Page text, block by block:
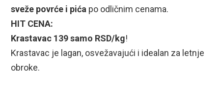
sveže povrće i pića po odličnim cenama.
HIT CENA:
Krastavac 139 samo RSD/kg!
Krastavac je lagan, osvežavajući i idealan za letnje
obroke.